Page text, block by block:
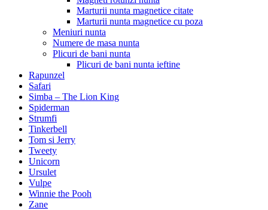
Marturii nunta magnetice citate
Marturii nunta magnetice cu poza
Meniuri nunta
Numere de masa nunta
Plicuri de bani nunta
Plicuri de bani nunta ieftine
Rapunzel
Safari
Simba – The Lion King
Spiderman
Strumfi
Tinkerbell
Tom si Jerry
Tweety
Unicorn
Ursulet
Vulpe
Winnie the Pooh
Zane